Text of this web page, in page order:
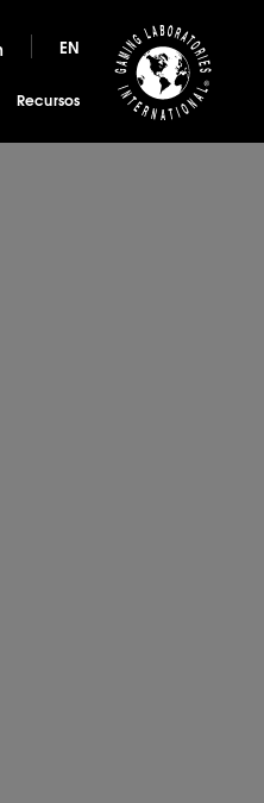
EN
Recursos